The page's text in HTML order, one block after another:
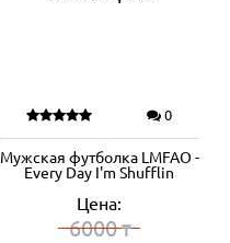
0
Мужская футболка LMFAO -
Every Day I'm Shufflin
Цена:
6000₸